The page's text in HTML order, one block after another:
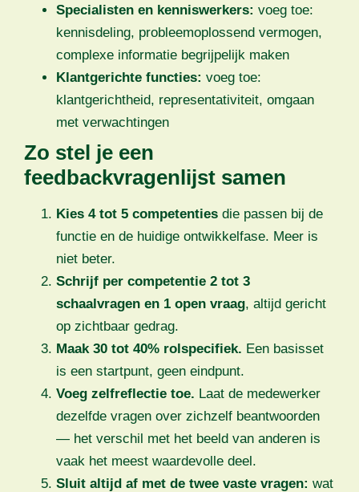
Specialisten en kenniswerkers: voeg toe:
kennisdeling, probleemoplossend vermogen,
complexe informatie begrijpelijk maken
Klantgerichte functies: voeg toe:
klantgerichtheid, representativiteit, omgaan
met verwachtingen
Zo stel je een
feedbackvragenlijst samen
Kies 4 tot 5 competenties die passen bij de
functie en de huidige ontwikkelfase. Meer is
niet beter.
Schrijf per competentie 2 tot 3
schaalvragen en 1 open vraag, altijd gericht
op zichtbaar gedrag.
Maak 30 tot 40% rolspecifiek. Een basisset
is een startpunt, geen eindpunt.
Voeg zelfreflectie toe. Laat de medewerker
dezelfde vragen over zichzelf beantwoorden
— het verschil met het beeld van anderen is
vaak het meest waardevolle deel.
Sluit altijd af met de twee vaste vragen: wat